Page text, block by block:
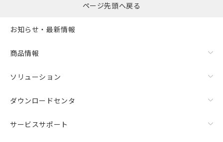
この製品のRoHS/REACH対応状況ページへ
ページ先頭へ戻る
お知らせ・最新情報
商品情報
ソリューション
ダウンロードセンタ
サービスサポート